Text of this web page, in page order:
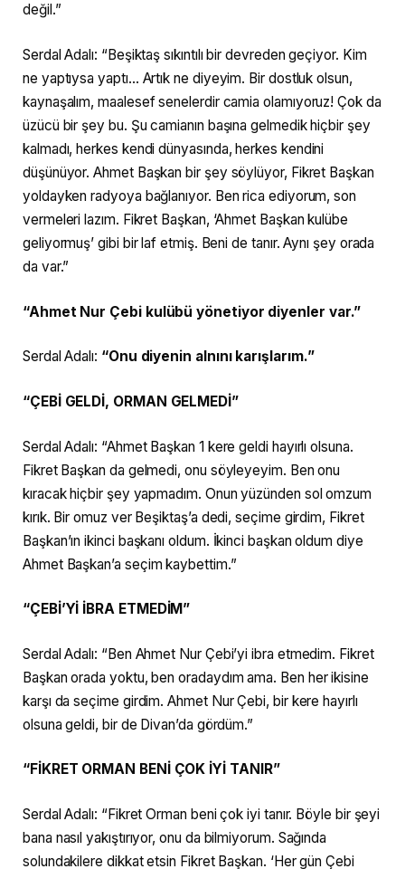
değil.”
Serdal Adalı: “Beşiktaş sıkıntılı bir devreden geçiyor. Kim
ne yaptıysa yaptı… Artık ne diyeyim. Bir dostluk olsun,
kaynaşalım, maalesef senelerdir camia olamıyoruz! Çok da
üzücü bir şey bu. Şu camianın başına gelmedik hiçbir şey
kalmadı, herkes kendi dünyasında, herkes kendini
düşünüyor. Ahmet Başkan bir şey söylüyor, Fikret Başkan
yoldayken radyoya bağlanıyor. Ben rica ediyorum, son
vermeleri lazım. Fikret Başkan, ‘Ahmet Başkan kulübe
geliyormuş’ gibi bir laf etmiş. Beni de tanır. Aynı şey orada
da var.”
“Ahmet Nur Çebi kulübü yönetiyor diyenler var.”
Serdal Adalı: “Onu diyenin alnını karışlarım.”
“ÇEBİ GELDİ, ORMAN GELMEDİ”
Serdal Adalı: “Ahmet Başkan 1 kere geldi hayırlı olsuna.
Fikret Başkan da gelmedi, onu söyleyeyim. Ben onu
kıracak hiçbir şey yapmadım. Onun yüzünden sol omzum
kırık. Bir omuz ver Beşiktaş’a dedi, seçime girdim, Fikret
Başkan’ın ikinci başkanı oldum. İkinci başkan oldum diye
Ahmet Başkan’a seçim kaybettim.”
“ÇEBİ’Yİ İBRA ETMEDİM”
Serdal Adalı: “Ben Ahmet Nur Çebi’yi ibra etmedim. Fikret
Başkan orada yoktu, ben oradaydım ama. Ben her ikisine
karşı da seçime girdim. Ahmet Nur Çebi, bir kere hayırlı
olsuna geldi, bir de Divan’da gördüm.”
“FİKRET ORMAN BENİ ÇOK İYİ TANIR”
Serdal Adalı: “Fikret Orman beni çok iyi tanır. Böyle bir şeyi
bana nasıl yakıştırıyor, onu da bilmiyorum. Sağında
solundakilere dikkat etsin Fikret Başkan. ‘Her gün Çebi